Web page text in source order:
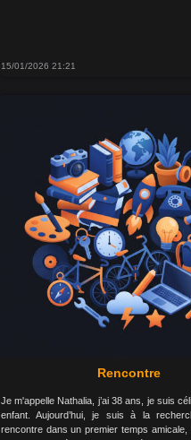
15/01/2026 21:21
Rencontre
Je m'appelle Nathalia, j’ai 38 ans, je suis
enfant. Aujourd’hui, je suis à la
rencontre dans un premier temps